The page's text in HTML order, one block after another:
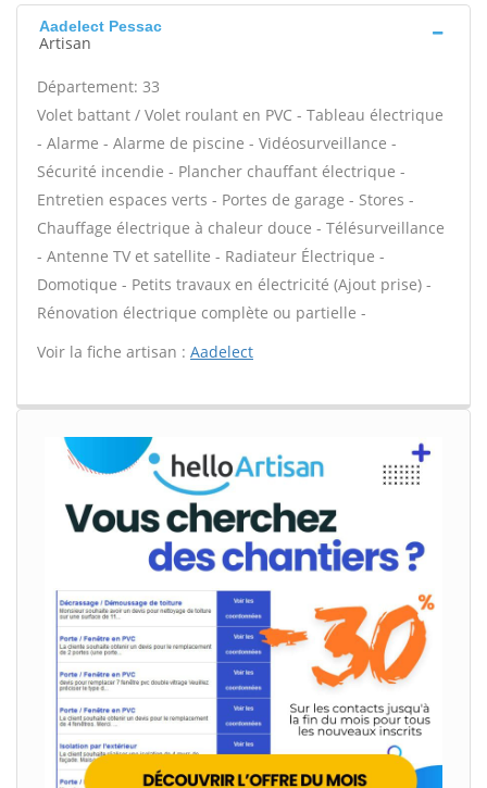
Aadelect Pessac
Artisan
Département: 33
Volet battant / Volet roulant en PVC - Tableau électrique
- Alarme - Alarme de piscine - Vidéosurveillance -
Sécurité incendie - Plancher chauffant électrique -
Entretien espaces verts - Portes de garage - Stores -
Chauffage électrique à chaleur douce - Télésurveillance
- Antenne TV et satellite - Radiateur Électrique -
Domotique - Petits travaux en électricité (Ajout prise) -
Rénovation électrique complète ou partielle -
Voir la fiche artisan : Aadelect